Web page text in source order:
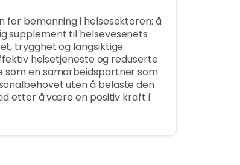
for bemanning i helsesektoren: å
til helsevesenets
trygghet og langsiktige
helsetjeneste og reduserte
som en samarbeidspartner som
uten å belaste den
etter å være en positiv kraft i